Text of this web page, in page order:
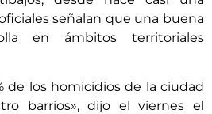
señalan que una buena
en ámbitos territoriales
de los homicidios de la ciudad
barrios», dijo el viernes el